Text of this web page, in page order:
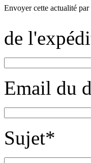
Envoyer cette actualité par
de
Email du
Sujet*